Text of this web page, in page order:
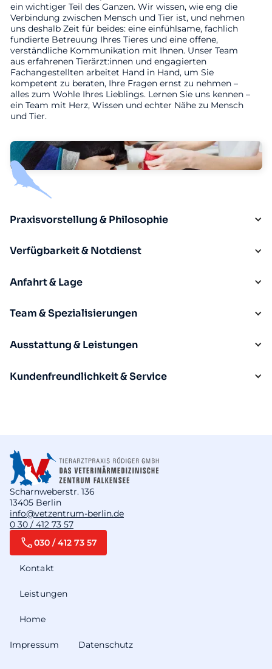
ein wichtiger Teil des Ganzen. Wir wissen, wie eng die
Verbindung zwischen Mensch und Tier ist, und nehmen
uns deshalb Zeit für beides: eine einfühlsame, fachlich
fundierte Betreuung Ihres Tieres und eine offene,
verständliche Kommunikation mit Ihnen. Unser Team
aus erfahrenen Tierärzt:innen und engagierten
Fachangestellten arbeitet Hand in Hand, um Sie
kompetent zu beraten, Ihre Fragen ernst zu nehmen –
alles zum Wohle Ihres Lieblings. Lernen Sie uns kennen –
ein Team mit Herz, Wissen und echter Nähe zu Mensch
und Tier.
Praxisvorstellung & Philosophie
Verfügbarkeit & Notdienst
Anfahrt & Lage
Team & Spezialisierungen
Ausstattung & Leistungen
Kundenfreundlichkeit & Service
Scharnweberstr. 136
13405 Berlin
info@vetzentrum-berlin.de
0 30 / 412 73 57
Home
Leistungen
Kontakt
030 / 412 73 57
Impressum Datenschutz